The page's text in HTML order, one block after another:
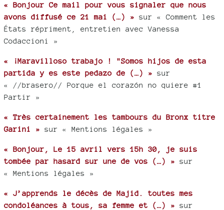
« Bonjour Ce mail pour vous signaler que nous
avons diffusé ce 21 mai (…) » sur « Comment les
États répriment, entretien avec Vanessa
Codaccioni »
« ¡Maravilloso trabajo ! "Somos hijos de esta
partida y es este pedazo de (…) » sur
« //brasero// Porque el corazón no quiere #1
Partir »
« Très certainement les tambours du Bronx titre
Garini » sur « Mentions légales »
« Bonjour, Le 15 avril vers 15h 30, je suis
tombée par hasard sur une de vos (…) » sur
« Mentions légales »
« J’apprends le décès de Majid. toutes mes
condoléances à tous, sa femme et (…) » sur